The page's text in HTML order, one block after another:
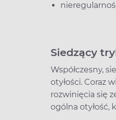
Siedzący
Współczesny,
otyłości. Coraz
rozwinięcia się
ogólna otyłość,